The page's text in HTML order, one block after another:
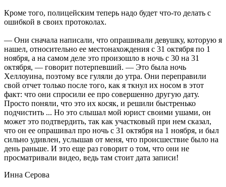
Кроме того, полицейским теперь надо будет что-то делать с
ошибкой в своих протоколах.
— Они сначала написали, что опрашивали девушку, которую я
нашел, относительно ее местонахождения с 31 октября по 1
ноября, а на самом деле это произошло в ночь с 30 на 31
октября, — говорит потерпевший. — Это была ночь
Хеллоуина, поэтому все гуляли до утра. Они переправили
свой отчет только после того, как я ткнул их носом в этот
факт: что они спросили ее про совершенно другую дату.
Просто поняли, что это их косяк, и решили быстренько
подчистить ... Но это слышал мой юрист своими ушами, он
может это подтвердить, так как участковый при нем сказал,
что он ее опрашивал про ночь с 31 октября на 1 ноября, и был
сильно удивлен, услышав от меня, что происшествие было на
день раньше. И это еще раз говорит о том, что они не
просматривали видео, ведь там стоит дата записи!
Инна Серова